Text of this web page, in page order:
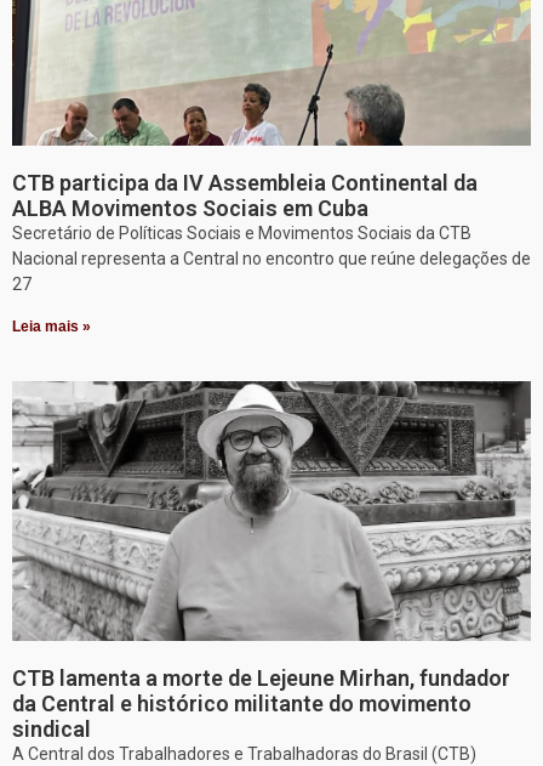
CTB participa da IV Assembleia Continental da
ALBA Movimentos Sociais em Cuba
Secretário de Políticas Sociais e Movimentos Sociais da CTB
Nacional representa a Central no encontro que reúne delegações de
27
Leia mais »
CTB lamenta a morte de Lejeune Mirhan, fundador
da Central e histórico militante do movimento
sindical
A Central dos Trabalhadores e Trabalhadoras do Brasil (CTB)